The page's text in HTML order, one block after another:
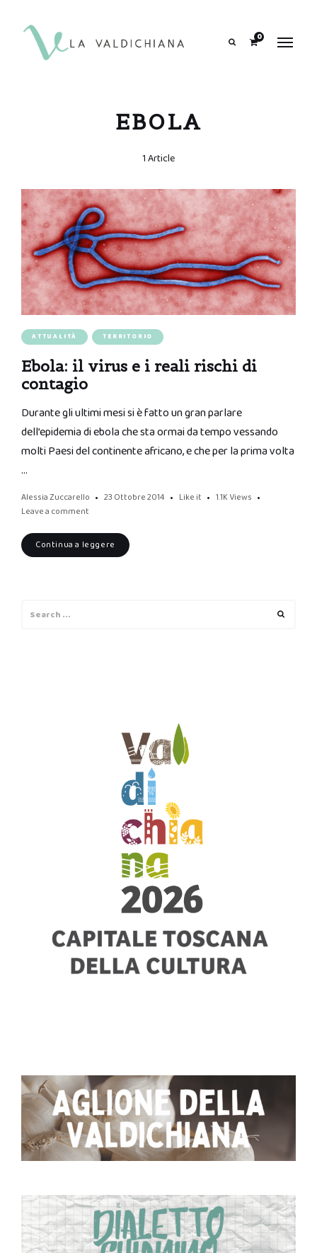
0
EBOLA
1 Article
ATTUALITÀ TERRITORIO
Ebola: il virus e i reali rischi di
contagio
Durante gli ultimi mesi si è fatto un gran parlare
dell’epidemia di ebola che sta ormai da tempo vessando
molti Paesi del continente africano, e che per la prima volta
…
Alessia Zuccarello 23 Ottobre 2014 Like it 1.1K Views
Leave a comment
Continua a leggere
for: